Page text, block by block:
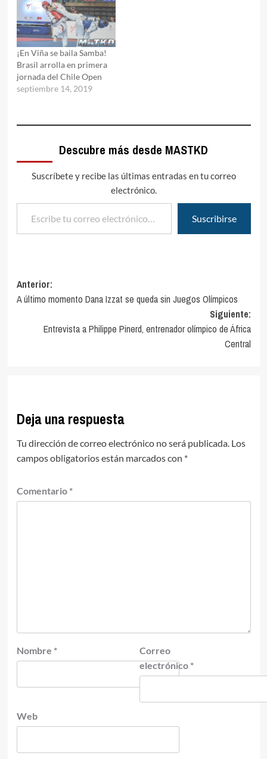
¡En Viña se baila Samba!
Brasil arrolla en primera
jornada del Chile Open
septiembre 14, 2019
Descubre más desde MASTKD
Suscríbete y recibe las últimas entradas en tu correo
electrónico.
Escribe tu correo electrónico…
Suscribirse
Navegación
de
entradas
Anterior:
A último momento Dana Izzat se queda sin Juegos Olímpicos
Siguiente:
Entrevista a Philippe Pinerd, entrenador olímpico de África
Central
Deja una respuesta
Tu dirección de correo electrónico no será publicada. Los
campos obligatorios están marcados con *
Comentario *
Nombre *
Correo
electrónico *
Web